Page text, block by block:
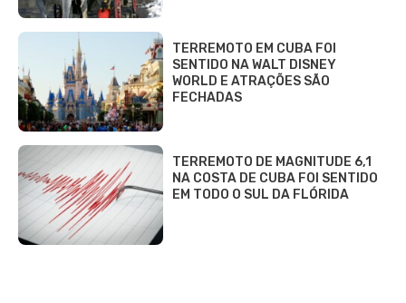
TERREMOTO EM CUBA FOI
SENTIDO NA WALT DISNEY
WORLD E ATRAÇÕES SÃO
FECHADAS
TERREMOTO DE MAGNITUDE 6,1
NA COSTA DE CUBA FOI SENTIDO
EM TODO O SUL DA FLÓRIDA